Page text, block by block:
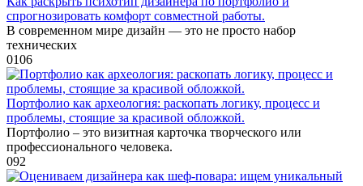
спрогнозировать комфорт совместной работы.
В современном мире дизайн — это не просто набор
технических
0106
Портфолио как археология: раскопать логику, процесс и
проблемы, стоящие за красивой обложкой.
Портфолио – это визитная карточка творческого или
профессионального человека.
092